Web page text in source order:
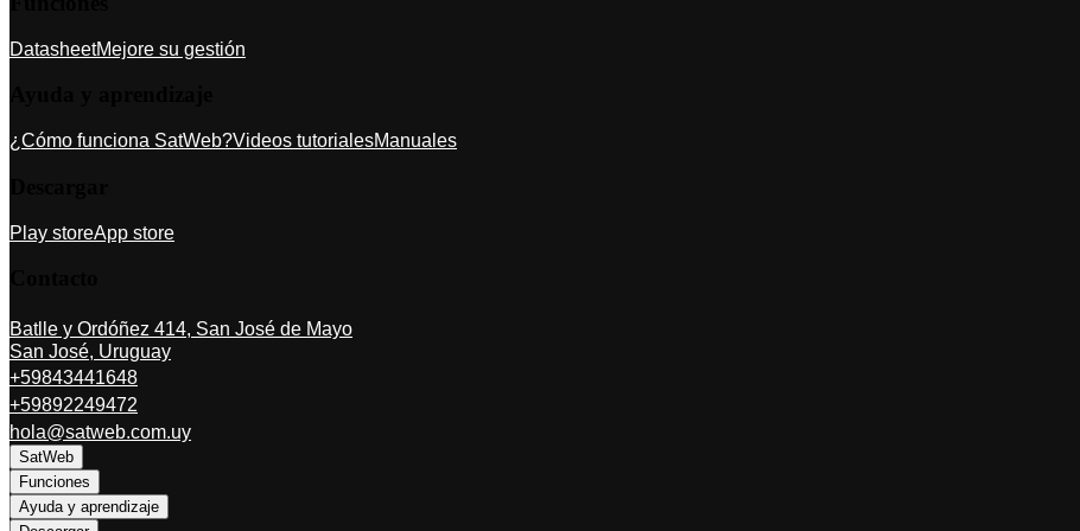
DatasheetMejore su gestión
¿Cómo funciona SatWeb?Videos tutorialesManuales
Play storeApp store
Batlle y Ordóñez 414, San José de Mayo
San José, Uruguay
+59843441648
+59892249472
hola@satweb.com.uy
SatWeb
Funciones
Ayuda y aprendizaje